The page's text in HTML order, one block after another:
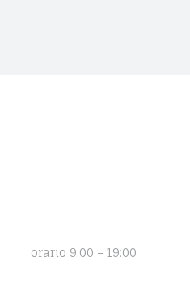
orario 9:00 – 19:00